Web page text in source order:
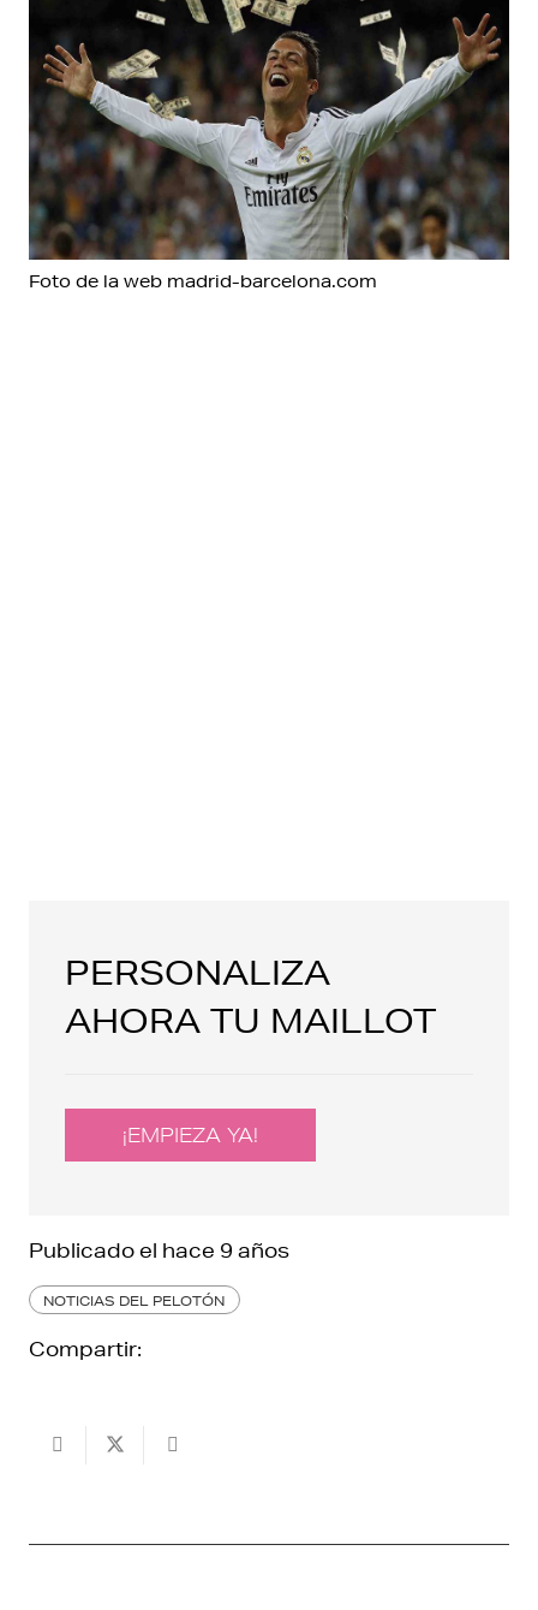
Foto de la web madrid-barcelona.com
PERSONALIZA
AHORA TU MAILLOT
¡EMPIEZA YA!
Publicado el hace 9 años
NOTICIAS DEL PELOTÓN
Compartir: